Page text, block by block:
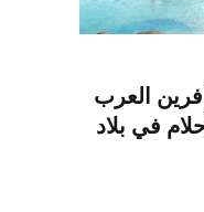
العرب
في بلاد